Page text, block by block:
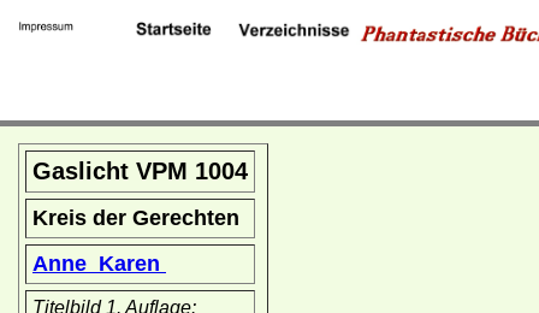
Gaslicht VPM 1004
Kreis der Gerechten
Anne Karen
Titelbild 1. Auflage: